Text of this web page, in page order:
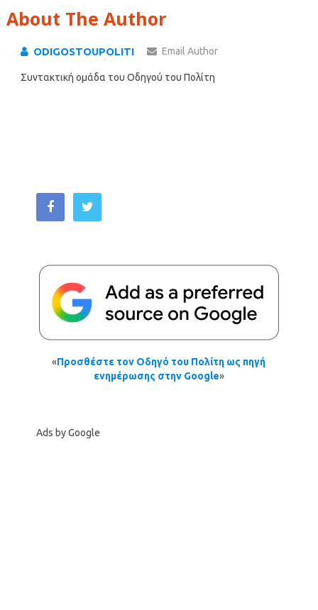
About The Author
ODIGOSTOUPOLITI Email Author
Συντακτική ομάδα του Οδηγού του Πολίτη
«Προσθέστε τον Οδηγό του Πολίτη ως πηγή
ενημέρωσης στην Google»
Ads by Google